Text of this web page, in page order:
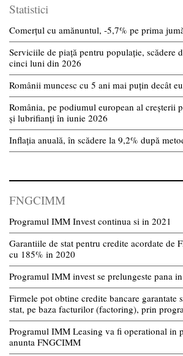
Statistici
Comerțul cu amănuntul, -5,7% pe prima
Serviciile de piață pentru populație, scădere
cinci luni din 2026
Românii muncesc cu 5 ani mai puțin decât
România, pe podiumul european al creșterii
și lubrifianți în iunie 2026
Inflația anuală, în scădere la 9,2% după
FNGCIMM
Programul IMM Invest continua si in 2021
Garantiile de stat pentru credite acordate de
cu 185% in 2020
Programul IMM invest se prelungeste pana
Firmele pot obtine credite bancare garantate
stat, pe baza facturilor (factoring), prin
Programul IMM Leasing va fi operational in
anunta FNGCIMM